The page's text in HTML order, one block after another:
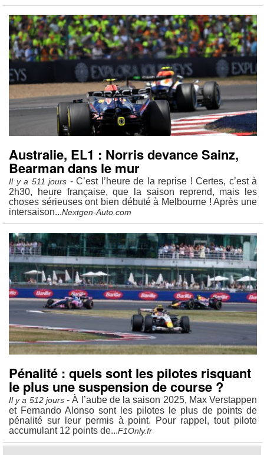
Australie, EL1 : Norris devance Sainz,
Bearman dans le mur
Il y a 511 jours - C’est l’heure de la reprise ! Certes, c’est à
2h30, heure française, que la saison reprend, mais les
choses sérieuses ont bien débuté à Melbourne ! Après une
intersaison...Nextgen-Auto.com
Pénalité : quels sont les pilotes risquant
le plus une suspension de course ?
Il y a 512 jours- À l’aube de la saison 2025, Max Verstappen
et Fernando Alonso sont les pilotes le plus de points de
pénalité sur leur permis à point. Pour rappel, tout pilote
accumulant 12 points de...F1Only.fr